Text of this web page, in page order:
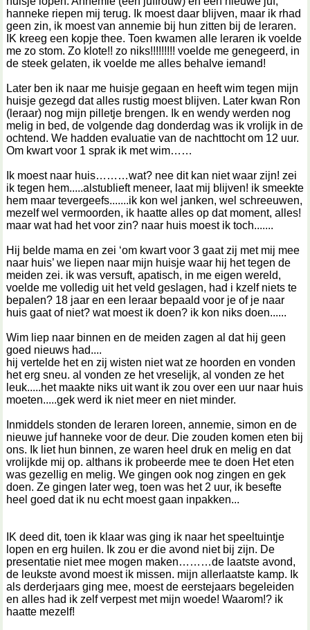
hanneke riepen mij terug. Ik moest daar blijven, maar ik rhad
geen zin, ik moest van annemie bij hun zitten bij de leraren.
IK kreeg een kopje thee. Toen kwamen alle leraren ik voelde
me zo stom. Zo klote!! zo niks!!!!!!!!! voelde me genegeerd, in
de steek gelaten, ik voelde me alles behalve iemand!
Later ben ik naar me huisje gegaan en heeft wim tegen mijn
huisje gezegd dat alles rustig moest blijven. Later kwan Ron
(leraar) nog mijn pilletje brengen. Ik en wendy werden nog
melig in bed, de volgende dag donderdag was ik vrolijk in de
ochtend. We hadden evaluatie van de nachttocht om 12 uur.
Om kwart voor 1 sprak ik met wim
Ik moest naar huis………wat? nee dit kan niet waar zijn! zei
ik tegen hem.....alstublieft meneer, laat mij blijven! ik smeekte
hem maar tevergeefs.......ik kon wel janken, wel schreeuwen,
mezelf wel vermoorden, ik haatte alles op dat moment, alles!
maar wat had het voor zin? naar huis moest ik toch.......
Hij belde mama en zei ‘om kwart voor 3 gaat zij met mij mee
naar huis’ we liepen naar mijn huisje waar hij het tegen de
meiden zei. ik was versuft, apatisch, in me eigen wereld,
voelde me volledig uit het veld geslagen, had i kzelf niets te
bepalen? 18 jaar en een leraar bepaald voor je of je naar
huis gaat of niet? wat moest ik doen? ik kon niks doen......
Wim liep naar binnen en de meiden zagen al dat hij geen
goed nieuws had....
hij vertelde het en zij wisten niet wat ze hoorden en vonden
het erg sneu. al vonden ze het vreselijk, al vonden ze het
leuk.....het maakte niks uit want ik zou over een uur naar huis
moeten.....gek werd ik niet meer en niet minder.
Inmiddels stonden de leraren loreen, annemie, simon en de
nieuwe juf hanneke voor de deur. Die zouden komen eten bij
ons. Ik liet hun binnen, ze waren heel druk en melig en dat
vrolijkde mij op. althans ik probeerde mee te doen Het eten
was gezellig en melig. We gingen ook nog zingen en gek
doen. Ze gingen later weg, toen was het 2 uur, ik besefte
heel goed dat ik nu echt moest gaan inpakken...
IK deed dit, toen ik klaar was ging ik naar het speeltuintje
lopen en erg huilen. Ik zou er die avond niet bij zijn. De
presentatie niet mee mogen maken………de laatste avond,
de leukste avond moest ik missen. mijn allerlaatste kamp. Ik
als derderjaars ging mee, moest de eerstejaars begeleiden
en alles had ik zelf verpest met mijn woede! Waarom!? ik
haatte mezelf!